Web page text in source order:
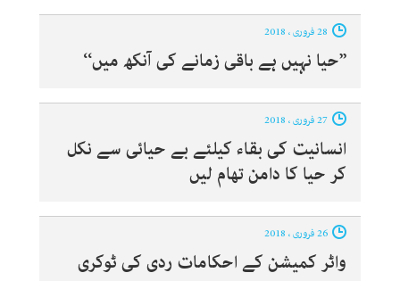
’’حیا نہیں ہے باقی زمانے کی آنکھ میں‘‘
انسانیت کی بقاء کیلئے بے حیائی سے نکل
کر حیا کا دامن تھام لیں
واٹر کمیشن کے احکامات ردی کی ٹوکری